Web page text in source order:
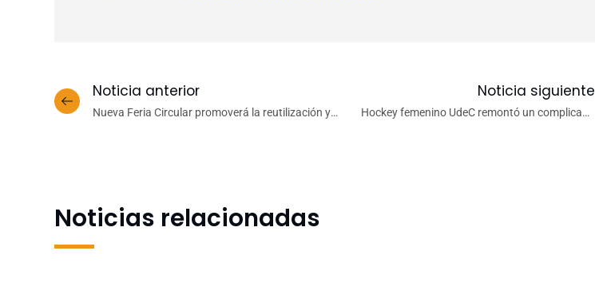
Noticia anterior
Nueva Feria Circular promoverá la reutilización y
Noticia siguiente
Hockey femenino UdeC remontó un complicado
Noticias relacionadas